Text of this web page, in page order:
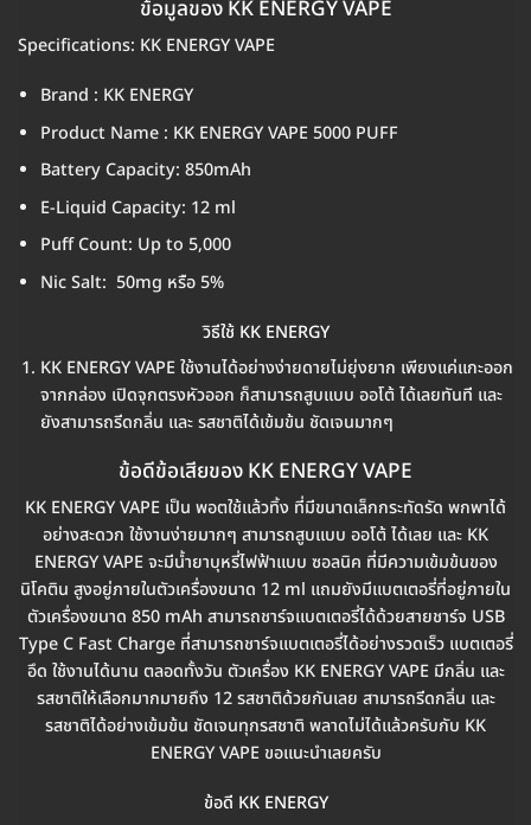
ข้อมูลของ KK ENERGY VAPE
Specifications: KK ENERGY VAPE
Brand : KK ENERGY
Product Name : KK ENERGY VAPE 5000 PUFF
Battery Capacity: 850mAh
E-Liquid Capacity: 12 ml
Puff Count: Up to 5,000
Nic Salt: 50mg หรือ 5%
วิธีใช้ KK ENERGY
KK ENERGY VAPE ใช้งานได้อย่างง่ายดายไม่ยุ่งยาก เพียงแค่แกะออก
จากกล่อง เปิดจุกตรงหัวออก ก็สามารถสูบแบบ ออโต้ ได้เลยทันที และ
ยังสามารถรีดกลิ่น และ รสชาติได้เข้มข้น ชัดเจนมากๆ
ข้อดีข้อเสียของ KK ENERGY VAPE
KK ENERGY VAPE เป็น พอตใช้แล้วทิ้ง ที่มีขนาดเล็กกระทัดรัด พกพาได้
อย่างสะดวก ใช้งานง่ายมากๆ สามารถสูบแบบ ออโต้ ได้เลย และ KK
ENERGY VAPE จะมีน้ำยาบุหรี่ไฟฟ้าแบบ ซอลนิค ที่มีความเข้มข้นของ
นิโคติน สูงอยู่ภายในตัวเครื่องขนาด 12 ml แถมยังมีแบตเตอรี่ที่อยู่ภายใน
ตัวเครื่องขนาด 850 mAh สามารถชาร์จแบตเตอรี่ได้ด้วยสายชาร์จ USB
Type C Fast Charge ที่สามารถชาร์จแบตเตอรี่ได้อย่างรวดเร็ว แบตเตอรี่
อึด ใช้งานได้นาน ตลอดทั้งวัน ตัวเครื่อง KK ENERGY VAPE มีกลิ่น และ
รสชาติให้เลือกมากมายถึง 12 รสชาติด้วยกันเลย สามารถรีดกลิ่น และ
รสชาติได้อย่างเข้มข้น ชัดเจนทุกรสชาติ พลาดไม่ได้แล้วครับกับ KK
ENERGY VAPE ขอแนะนำเลยครับ
ข้อดี KK ENERGY